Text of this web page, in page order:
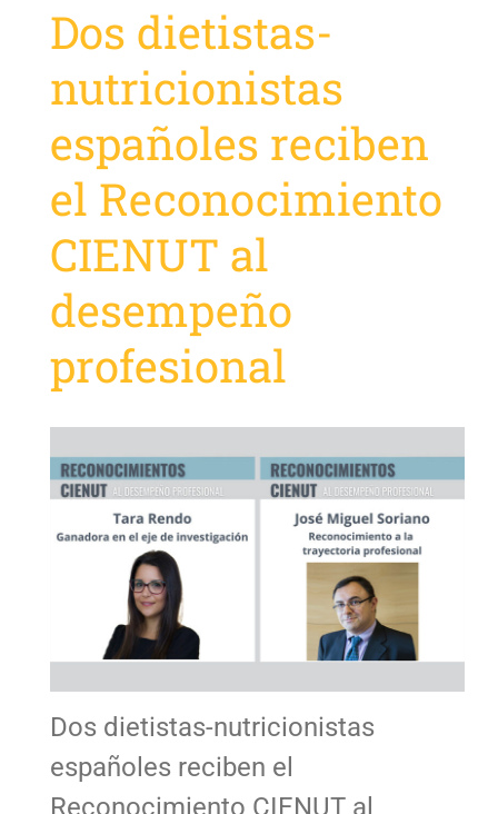
Dos dietistas-
nutricionistas
españoles reciben
el Reconocimiento
CIENUT al
desempeño
profesional
Dos dietistas-nutricionistas
españoles reciben el
Reconocimiento CIENUT al